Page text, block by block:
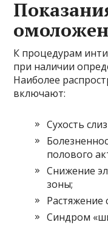
К процедурам
при наличии
Наиболее
включают:
Сухость
полового
Снижение
зоны;
Растяжение
Синдром